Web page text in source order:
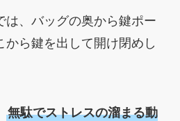
は、バッグの奥から鍵ポー
ら鍵を出して開け閉めし
無駄でストレスの溜まる動